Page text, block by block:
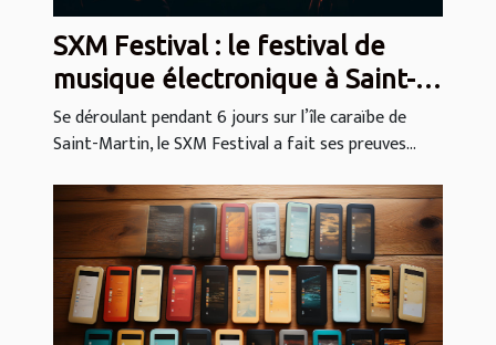
SXM Festival : le festival de
musique électronique à Saint-
Martin
Se déroulant pendant 6 jours sur l’île caraïbe de
Saint-Martin, le SXM Festival a fait ses preuves...